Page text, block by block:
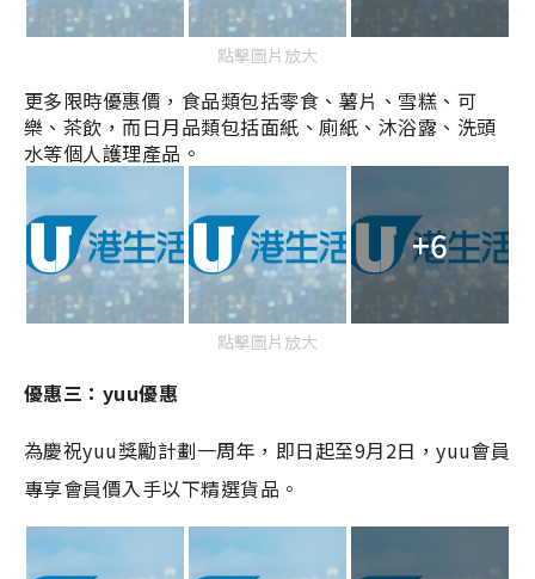
點擊圖片放大
更多限時優惠價，食品類包括零食 、薯片、雪糕、可
樂、茶飲，而日月品類包括面紙 、廁紙、沐浴露、洗頭
水等個人護理產品。
+6
點擊圖片放大
優惠三：yuu優惠
為慶祝yuu獎勵計劃一周年，即日起至9月2日，yuu會員
專享會員價入手以下精選貨品。